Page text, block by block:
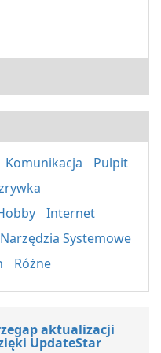
Komunikacja
Pulpit
Internet
Narzędzia Systemowe
Różne
aktualizacji
UpdateStar